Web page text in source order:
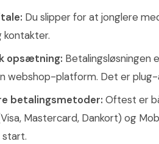
Du slipper for at jonglere
kontakter.
opsætning: Betalingsløsningen
webshop-platform. Det er
betalingsmetoder: Oftest er
Mastercard, Dankort) og
start.